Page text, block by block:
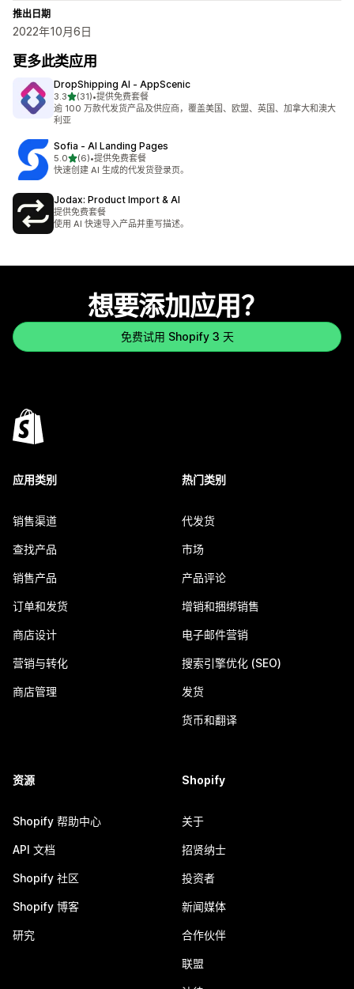
推出日期
2022年10月6日
更多此类应用
DropShipping AI ‑ AppScenic
3.3星（满分 5 星）
(31)
总共 31 条评论
•提供免费套餐
逾 100 万款代发货产品及供应商，覆盖美国、欧盟、英国、加拿大和澳大
利亚
Sofia ‑ AI Landing Pages
5.0星（满分 5 星）
(6)
总共 6 条评论
•提供免费套餐
快速创建 AI 生成的代发货登录页。
Jodax: Product Import & AI
提供免费套餐
使用 AI 快速导入产品并重写描述。
想要添加应用？
免费试用 Shopify 3 天
应用类别
销售渠道
查找产品
销售产品
订单和发货
商店设计
营销与转化
商店管理
热门类别
代发货
市场
产品评论
增销和捆绑销售
电子邮件营销
搜索引擎优化 (SEO)
发货
货币和翻译
资源
Shopify 帮助中心
API 文档
Shopify 社区
Shopify 博客
研究
Shopify
关于
招贤纳士
投资者
新闻媒体
合作伙伴
联盟